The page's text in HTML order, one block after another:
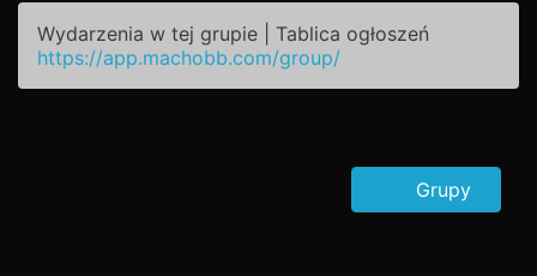
Wydarzenia w tej grupie | Tablica ogłoszeń
https://app.machobb.com/group/
Grupy